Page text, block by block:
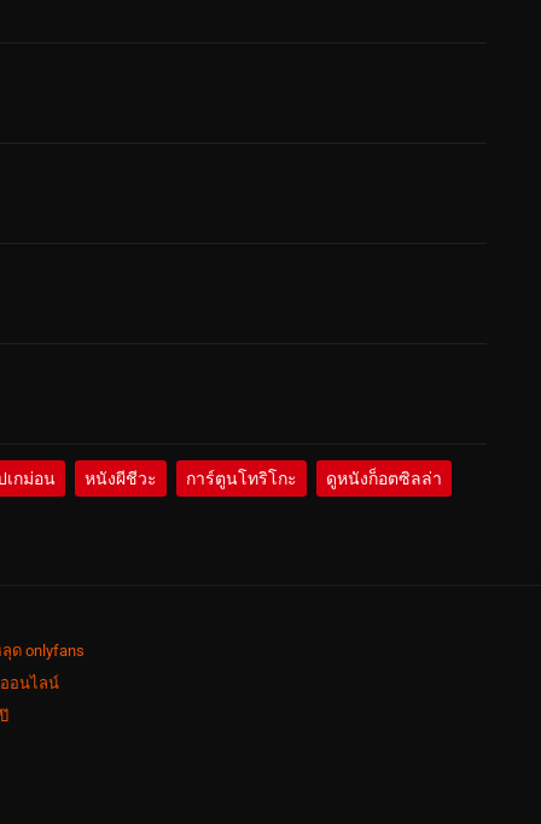
เกม่อน หนังผีชีวะ การ์ตูนโทริโกะ ดูหนังก็อตซิลล่า
ด onlyfans
อนไลน์